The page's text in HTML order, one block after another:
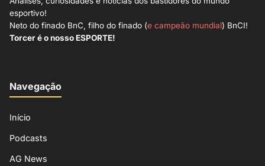
esportivo!
Neto do finado BnC, filho do finado (e campeão mundial) BnCI!
Torcer é o nosso ESPORTE!
Navegação
Início
Podcasts
AG News